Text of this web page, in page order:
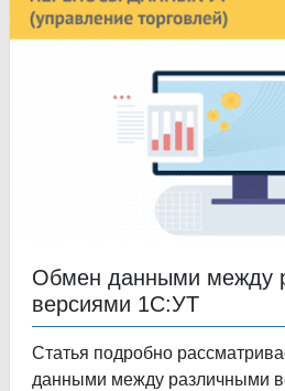
Обмен данными между
версиями 1С:УТ
Статья подробно
данными между различными